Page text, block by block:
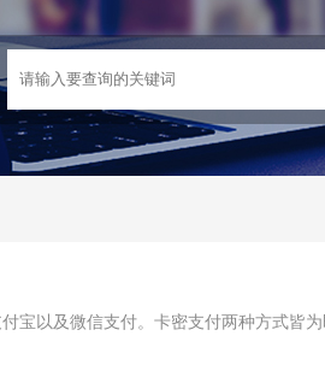
宝以及微信支付。卡密支付两种方式皆为